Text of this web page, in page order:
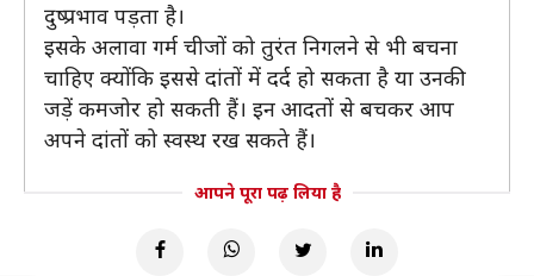
दुष्प्रभाव पड़ता है।
इसके अलावा गर्म चीजों को तुरंत निगलने से भी बचना
चाहिए क्योंकि इससे दांतों में दर्द हो सकता है या उनकी
जड़ें कमजोर हो सकती हैं। इन आदतों से बचकर आप
अपने दांतों को स्वस्थ रख सकते हैं।
आपने पूरा पढ़ लिया है